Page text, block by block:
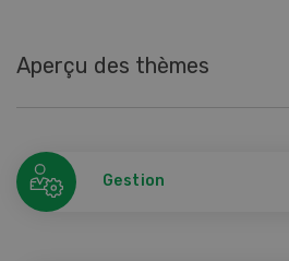
Aperçu des thèmes
Gestion